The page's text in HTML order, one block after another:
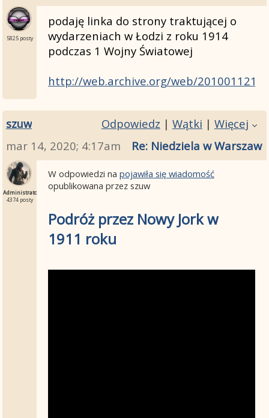
5825 posty
podaję linka do strony traktującej o
wydarzeniach w Łodzi z roku 1914
podczas 1 Wojny Światowej
http://web.archive.org/web/
szuw Odpowiedz | Wątki | Więcej
mar 14, 2020; 4:17am
Re: Niedziela w
Administrator
4374 posty
W odpowiedzi na pojawiła się wiadomość
opublikowana przez szuw
Podróż przez Nowy Jork w
1911 roku